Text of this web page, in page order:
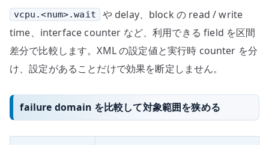
vcpu.<num>.wait
や delay、block の read / write
time、interface counter など、利用できる field を区間
差分で比較します。XML の設定値と実行時 counter を分
け、設定があることだけで効果を断定しません。
failure domain を比較して対象範囲を狭める